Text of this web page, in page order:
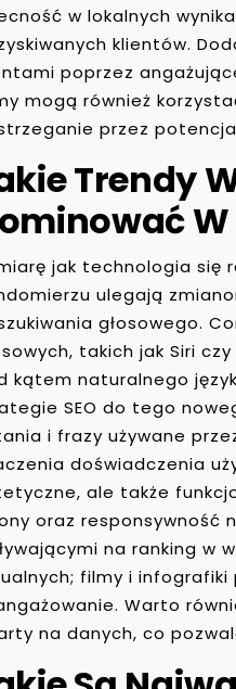
w lokalnych
klientów.
poprzez
mogą również
przez
Trendy
jak technologia się
ulegają
głosowego.
takich jak Siri
kątem naturalnego
SEO do tego
i frazy używane
doświadczenia
ale także
oraz responsywność
na ranking w
filmy i
Warto
na danych, co